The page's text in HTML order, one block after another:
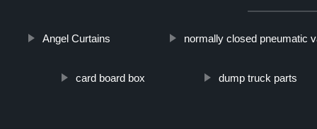
Angel Curtains normally closed pneumatic
card board box dump truck parts